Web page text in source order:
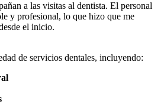
a las visitas al dentista. El personal
y profesional, lo que hizo que me
el inicio.
de servicios dentales, incluyendo: